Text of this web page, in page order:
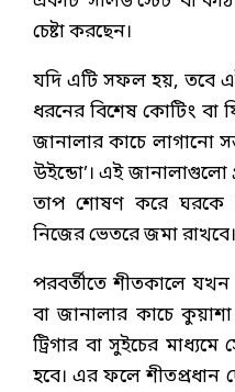
চেষ্টা করছেন।
যদি এটি সফল হয়, তবে
ধরনের বিশেষ কোটিং বা
জানালার কাচে লাগানো
উইন্ডো’। এই জানালাগুলো
তাপ শোষণ করে ঘরকে
নিজের ভেতরে জমা রাখবে।
পরবর্তীতে শীতকালে
বা জানালার কাচে
ট্রিগার বা সুইচের
হবে। এর ফলে শীতপ্রধান